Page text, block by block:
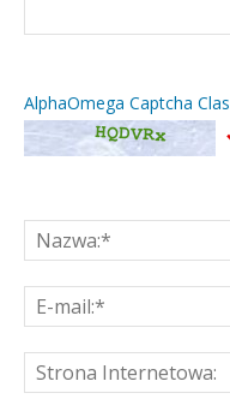
AlphaOmega Captcha